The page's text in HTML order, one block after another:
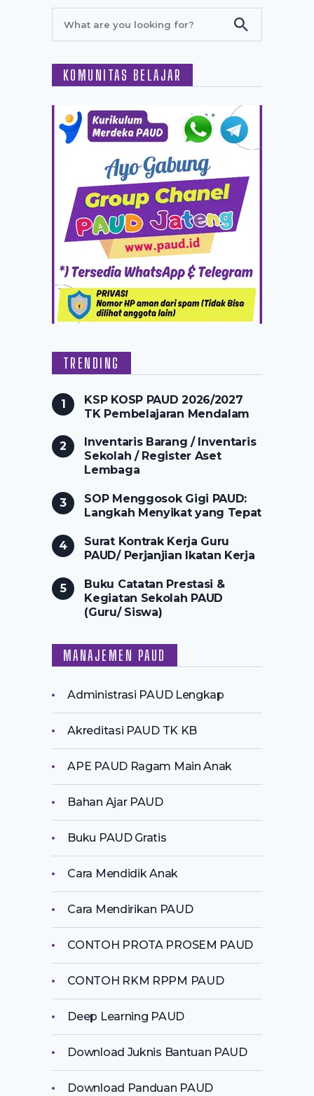
KOMUNITAS BELAJAR
TRENDING
KSP KOSP PAUD 2026/2027
TK Pembelajaran Mendalam
Inventaris Barang / Inventaris
Sekolah / Register Aset
Lembaga
SOP Menggosok Gigi PAUD:
Langkah Menyikat yang Tepat
Surat Kontrak Kerja Guru
PAUD/ Perjanjian Ikatan Kerja
Buku Catatan Prestasi &
Kegiatan Sekolah PAUD
(Guru/ Siswa)
MANAJEMEN PAUD
Administrasi PAUD Lengkap
Akreditasi PAUD TK KB
APE PAUD Ragam Main Anak
Bahan Ajar PAUD
Buku PAUD Gratis
Cara Mendidik Anak
Cara Mendirikan PAUD
CONTOH PROTA PROSEM PAUD
CONTOH RKM RPPM PAUD
Deep Learning PAUD
Download Juknis Bantuan PAUD
Download Panduan PAUD